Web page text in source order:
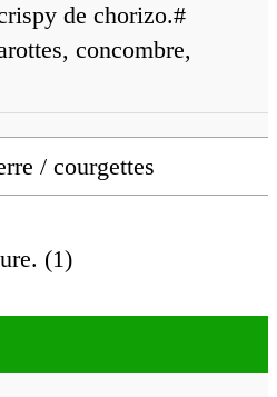
de chorizo.#
concombre,
/ courgettes
(1)